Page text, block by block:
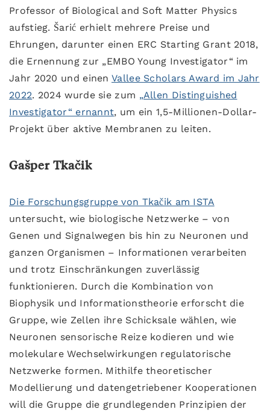
Professor of Biological and Soft Matter Physics
aufstieg. Šarić erhielt mehrere Preise und
Ehrungen, darunter einen ERC Starting Grant 2018,
die Ernennung zur „EMBO Young Investigator“ im
Jahr 2020 und einenVallee Scholars Award im Jahr
2022. 2024 wurde sie zum „Allen Distinguished
Investigator“ ernannt, um ein 1,5-Millionen-Dollar-
Projekt über aktive Membranen zu leiten.
Gašper Tkačik
Die Forschungsgruppe von Tkačik am ISTA
untersucht, wie biologische Netzwerke – von
Genen und Signalwegen bis hin zu Neuronen und
ganzen Organismen – Informationen verarbeiten
und trotz Einschränkungen zuverlässig
funktionieren. Durch die Kombination von
Biophysik und Informationstheorie erforscht die
Gruppe, wie Zellen ihre Schicksale wählen, wie
Neuronen sensorische Reize kodieren und wie
molekulare Wechselwirkungen regulatorische
Netzwerke formen. Mithilfe theoretischer
Modellierung und datengetriebener Kooperationen
will die Gruppe die grundlegenden Prinzipien der